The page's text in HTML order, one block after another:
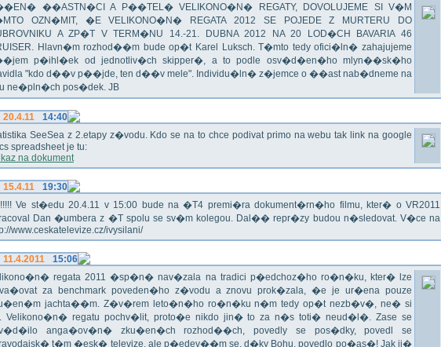
��ASTN�CI A P��TEL� VELIKONO�N� REGATY, DOVOLUJEME SI V�M
OZN�MIT, �E VELIKONO�N� REGATA 2012 SE POJEDE Z MURTERU DO
A ZP�T V TERM�NU 14.-21. DUBNA 2012 NA 20 LOD�CH BAVARIA 46
Hlavn�m rozhod��m bude op�t Karel Luksch. T�mto tedy ofici�ln� zahajujeme
p�ihl�ek od jednotliv�ch skipper�, a to podle osv�d�en�ho mlyn��sk�ho
"kdo d��v p��jde, ten d��v mele". Individu�ln� z�jemce o ��ast nab�dneme na
ne�pln�ch pos�dek. JB
20.4.11
14:40
SeeSea z 2.etapy z�vodu. Kdo se na to chce podivat primo na webu tak link na google
spreadsheet je tu:
na dokument
15.4.11
19:30
Ve st�edu 20.4.11 v 15:00 bude na �T4 premi�ra dokument�rn�ho filmu, kter� o VR2011
Dan �umbera z �T spolu se sv�m kolegou. Dal�� repr�zy budou n�sledovat. V�ce na
www.ceskatelevize.cz/ivysilani/
11.4.2011
15:06
regata 2011 �sp�n� nav�zala na tradici p�edchoz�ho ro�n�ku, kter� lze
za benchmark poveden�ho z�vodu a znovu prok�zala, �e je ur�ena pouze
jachta��m. Z�v�rem leto�n�ho ro�n�ku n�m tedy op�t nezb�v�, ne� si
Velikono�n� regatu pochv�lit, proto�e nikdo jin� to za n�s toti� neud�l�. Zase se
anga�ov�n� zku�en�ch rozhod��ch, povedly se pos�dky, povedl se
t�m �esk� televize, ale p�edev��m se, d�ky Bohu, povedlo po�as�! Jak ji�